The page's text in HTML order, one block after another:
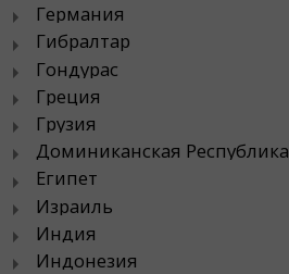
Германия
Гибралтар
Гондурас
Греция
Грузия
Доминиканская Республика
Египет
Израиль
Индия
Индонезия